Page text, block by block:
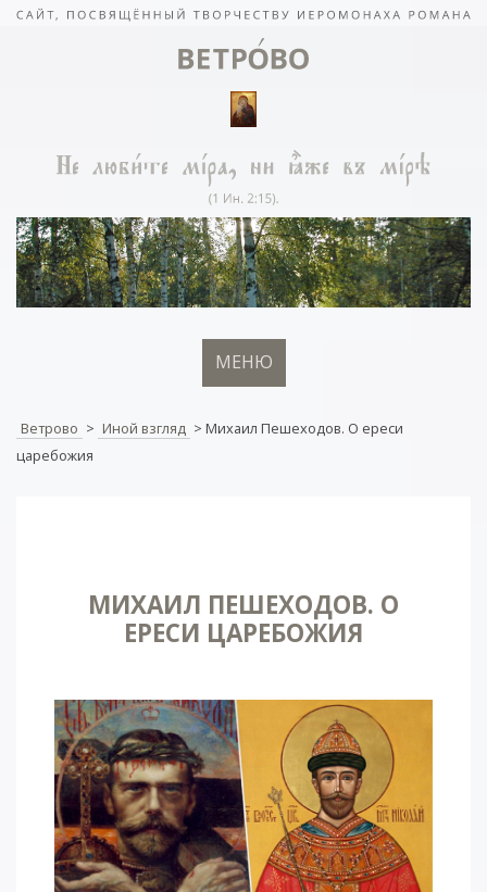
МЕНЮ
Ветрово > Иной взгляд > Михаил Пешеходов. О ереси
царебожия
МИХАИЛ ПЕШЕХОДОВ. О
ЕРЕСИ ЦАРЕБОЖИЯ